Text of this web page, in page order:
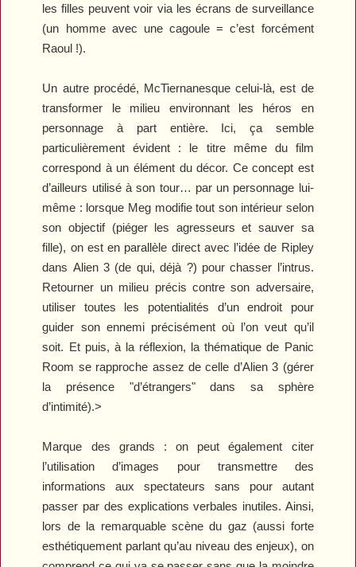
les filles peuvent voir via les écrans de surveillance
(un homme avec une cagoule = c’est forcément
Raoul !).
Un autre procédé, McTiernanesque celui-là, est de
transformer le milieu environnant les héros en
personnage à part entière. Ici, ça semble
particulièrement évident : le titre même du film
correspond à un élément du décor. Ce concept est
d’ailleurs utilisé à son tour… par un personnage lui-
même : lorsque Meg modifie tout son intérieur selon
son objectif (piéger les agresseurs et sauver sa
fille), on est en parallèle direct avec l’idée de Ripley
dans Alien 3 (de qui, déjà ?) pour chasser l’intrus.
Retourner un milieu précis contre son adversaire,
utiliser toutes les potentialités d’un endroit pour
guider son ennemi précisément où l’on veut qu’il
soit. Et puis, à la réflexion, la thématique de Panic
Room se rapproche assez de celle d’Alien 3 (gérer
la présence "d’étrangers" dans sa sphère
d’intimité).>
Marque des grands : on peut également citer
l’utilisation d’images pour transmettre des
informations aux spectateurs sans pour autant
passer par des explications verbales inutiles. Ainsi,
lors de la remarquable scène du gaz (aussi forte
esthétiquement parlant qu’au niveau des enjeux), on